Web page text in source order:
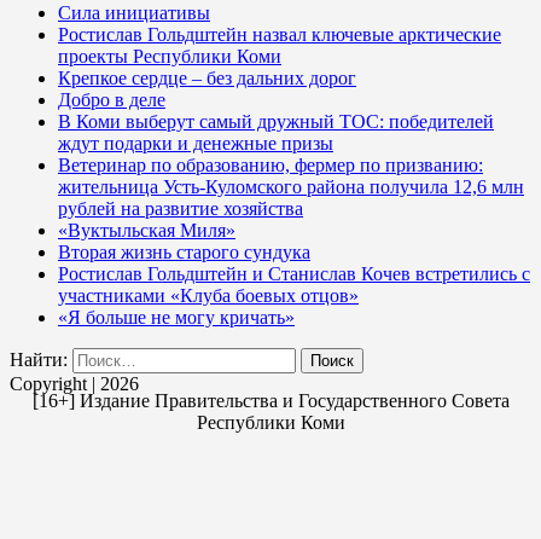
Сила инициативы
Ростислав Гольдштейн назвал ключевые арктические
проекты Республики Коми
Крепкое сердце – без дальних дорог
Добро в деле
В Коми выберут самый дружный ТОС: победителей
ждут подарки и денежные призы
Ветеринар по образованию, фермер по призванию:
жительница Усть-Куломского района получила 12,6 млн
рублей на развитие хозяйства
«Вуктыльская Миля»
Вторая жизнь старого сундука
Ростислав Гольдштейн и Станислав Кочев встретились с
участниками «Клуба боевых отцов»
«Я больше не могу кричать»
Найти:
Copyright | 2026
[16+] Издание Правительства и Государственного Совета
Республики Коми